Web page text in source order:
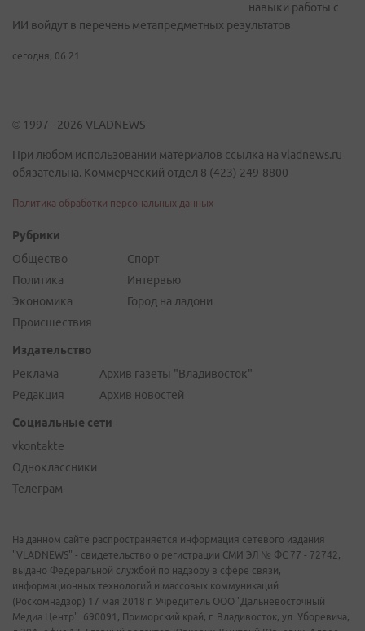
навыки работы с
ИИ войдут в перечень метапредметных результатов
сегодня, 06:21
© 1997 - 2026 VLADNEWS
При любом использовании материалов ссылка на vladnews.ru
обязательна. Коммерческий отдел 8 (423) 249-8800
Политика обработки персональных данных
Рубрики
Общество
Политика
Экономика
Происшествия
Спорт
Интервью
Город на ладони
Издательство
Реклама
Редакция
Архив газеты "Владивосток"
Архив новостей
Социальные сети
vkontakte
Одноклассники
Телеграм
На данном сайте распространяется информация сетевого издания
"VLADNEWS" - свидетельство о регистрации СМИ ЭЛ № ФС 77 - 72742,
выдано Федеральной службой по надзору в сфере связи,
информационных технологий и массовых коммуникаций
(Роскомнадзор) 17 мая 2018 г. Учредитель ООО "Дальневосточный
Медиа Центр". 690091, Приморский край, г. Владивосток, ул. Уборевича,